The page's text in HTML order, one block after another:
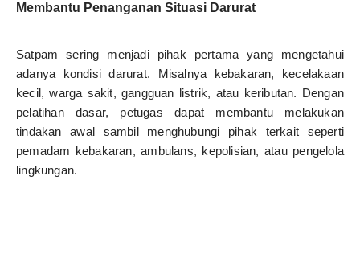
Membantu Penanganan Situasi Darurat
Satpam sering menjadi pihak pertama yang mengetahui
adanya kondisi darurat. Misalnya kebakaran, kecelakaan
kecil, warga sakit, gangguan listrik, atau keributan. Dengan
pelatihan dasar, petugas dapat membantu melakukan
tindakan awal sambil menghubungi pihak terkait seperti
pemadam kebakaran, ambulans, kepolisian, atau pengelola
lingkungan.